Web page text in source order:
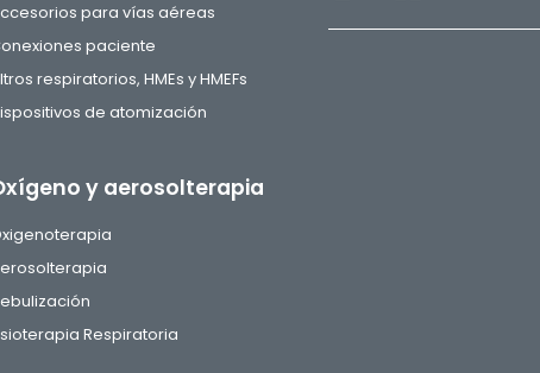
para vías aéreas
paciente
respiratorios, HMEs y HMEFs
de atomización
y aerosolterapia
Respiratoria